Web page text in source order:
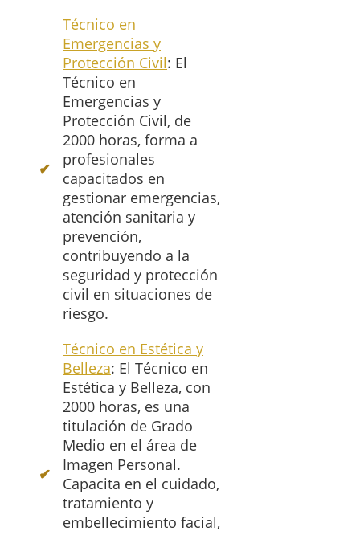
Técnico en
Emergencias y
Protección Civil: El
Técnico en
Emergencias y
Protección Civil, de
2000 horas, forma a
profesionales
capacitados en
gestionar emergencias,
atención sanitaria y
prevención,
contribuyendo a la
seguridad y protección
civil en situaciones de
riesgo.
Técnico en Estética y
Belleza: El Técnico en
Estética y Belleza, con
2000 horas, es una
titulación de Grado
Medio en el área de
Imagen Personal.
Capacita en el cuidado,
tratamiento y
embellecimiento facial,